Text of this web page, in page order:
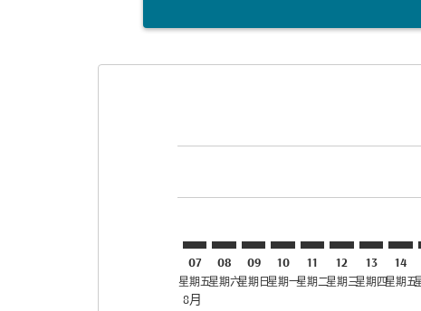
07
星期五
8月
08
星期六
09
星期日
10
星期一
11
星期二
12
星期三
13
星期四
14
星期五